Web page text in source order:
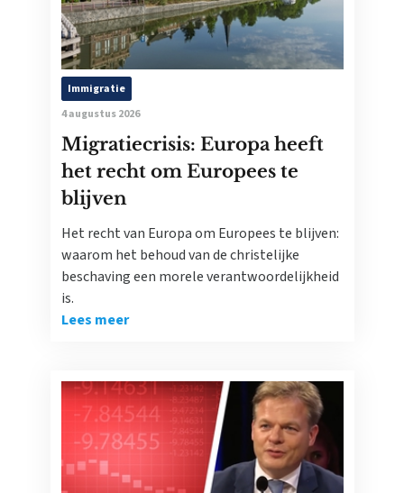
Immigratie
4 augustus 2026
Migratiecrisis: Europa heeft
het recht om Europees te
blijven
Het recht van Europa om Europees te blijven:
waarom het behoud van de christelijke
beschaving een morele verantwoordelijkheid
is.
Lees meer